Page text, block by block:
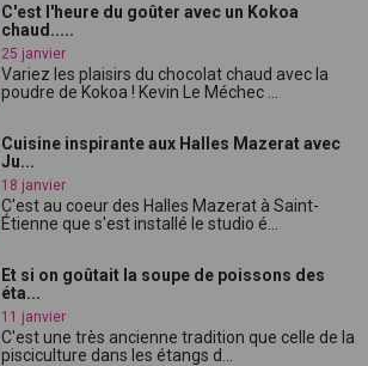
C'est l'heure du goûter avec un Kokoa
chaud.....
25 janvier
Variez les plaisirs du chocolat chaud avec la
poudre de Kokoa ! Kevin Le Méchec ...
Cuisine inspirante aux Halles Mazerat avec
Ju...
18 janvier
C'est au coeur des Halles Mazerat à Saint-
Étienne que s'est installé le studio é...
Et si on goûtait la soupe de poissons des
éta...
11 janvier
C'est une très ancienne tradition que celle de la
pisciculture dans les étangs d...